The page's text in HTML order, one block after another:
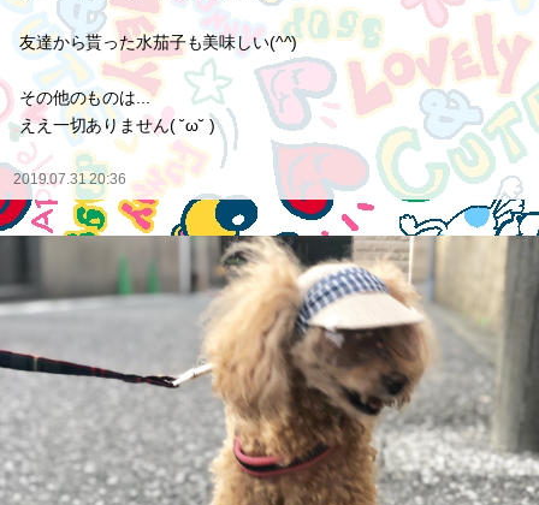
友達から貰った水茄子も美味しい(^^)
その他のものは...
ええ一切ありません( ˘ω˘ )
2019.07.31 20:36